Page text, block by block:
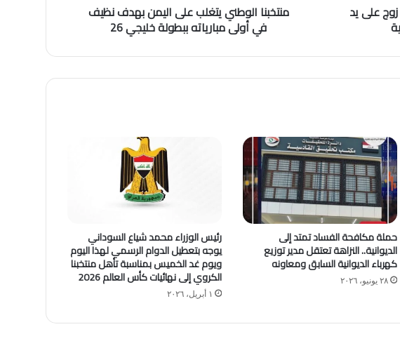
على يد منتخبنا الوطني يتغلب على اليمن بهدف نظيف
في أولى مبارياته ببطولة خليجي 26
حملة مكافحة الفساد تمتد إلى
الديوانية.. النزاهة تعتقل مدير توزيع
كهرباء الديوانية السابق ومعاونه
٢٨ يونيو، ٢٠٢٦
رئيس الوزراء محمد شياع السوداني
يوجه بتعطيل الدوام الرسمي لهذا اليوم
ويوم غد الخميس بمناسبة تأهل منتخبنا
الكروي إلى نهائيات كأس العالم 2026
١ أبريل، ٢٠٢٦